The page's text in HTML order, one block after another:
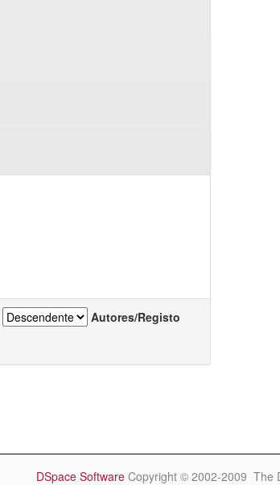
Autores/Registo
DSpace Software Copyright © 2002-2009 The